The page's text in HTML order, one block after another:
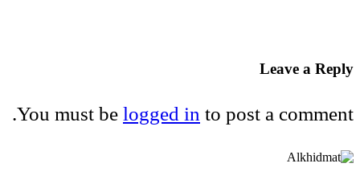
Leave a Reply
You must be logged in to post a comment.